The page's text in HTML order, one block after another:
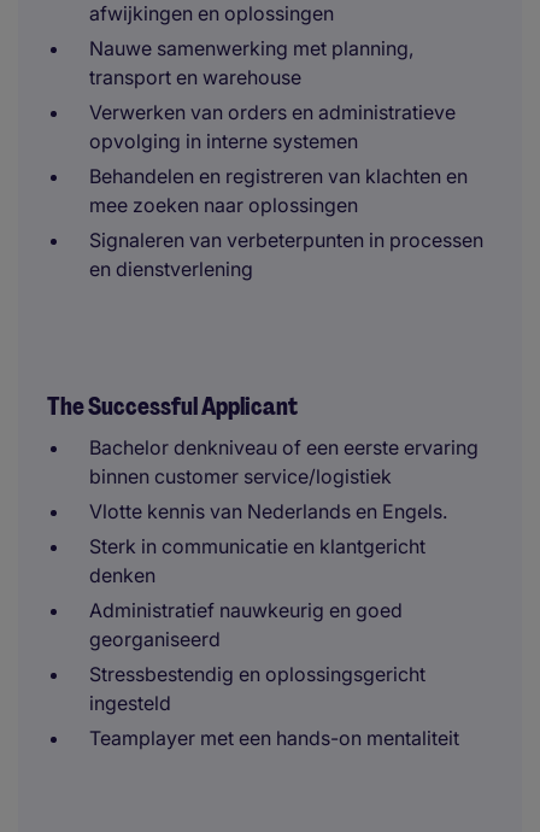
afwijkingen en oplossingen
Nauwe samenwerking met planning,
transport en warehouse
Verwerken van orders en administratieve
opvolging in interne systemen
Behandelen en registreren van klachten en
mee zoeken naar oplossingen
Signaleren van verbeterpunten in processen
en dienstverlening
The Successful Applicant
Bachelor denkniveau of een eerste ervaring
binnen customer service/logistiek
Vlotte kennis van Nederlands en Engels.
Sterk in communicatie en klantgericht
denken
Administratief nauwkeurig en goed
georganiseerd
Stressbestendig en oplossingsgericht
ingesteld
Teamplayer met een hands-on mentaliteit